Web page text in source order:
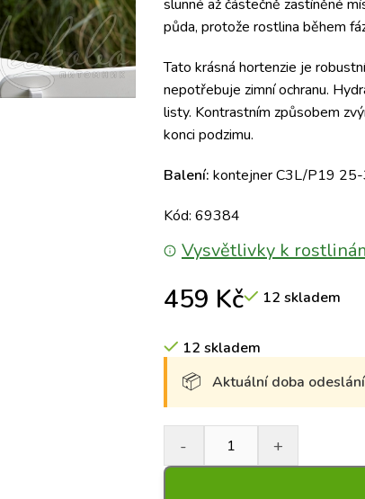
slunné až částečně zastíněné
půda, protože rostlina během
Tato krásná hortenzie je
nepotřebuje zimní ochranu.
listy. Kontrastním způsobem
konci podzimu.
Balení: kontejner C3L/P19
Kód: 69384
Vysvětlivky k
459 Kč 12 skladem
12 skladem
Aktuální doba